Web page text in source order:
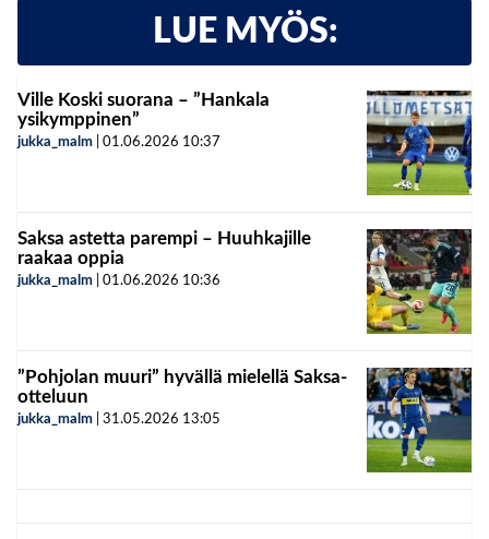
LUE MYÖS:
Ville Koski suorana – ”Hankala
ysikymppinen”
jukka_malm 01.06.2026 10:37
Saksa astetta parempi – Huuhkajille
raakaa oppia
jukka_malm 01.06.2026 10:36
”Pohjolan muuri” hyvällä mielellä Saksa-
otteluun
jukka_malm 31.05.2026 13:05